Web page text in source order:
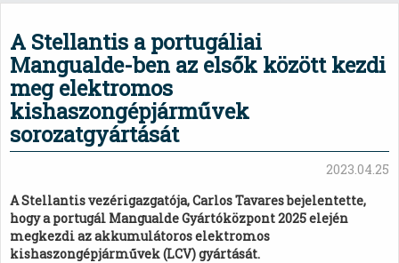
A Stellantis a portugáliai
Mangualde-ben az elsők között kezdi
meg elektromos
kishaszongépjárművek
sorozatgyártását
2023.04.25
A Stellantis vezérigazgatója, Carlos Tavares bejelentette,
hogy a portugál Mangualde Gyártóközpont 2025 elején
megkezdi az akkumulátoros elektromos
kishaszongépjárművek (LCV) gyártását.